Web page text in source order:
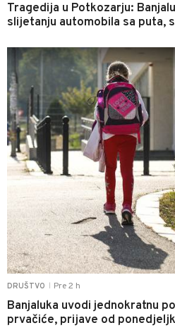
Tragedija u Potkozarju:
slijetanju automobila sa puta,
DRUŠTVO Pre 2 h
Banjaluka uvodi jednokratnu
prvačiće, prijave od